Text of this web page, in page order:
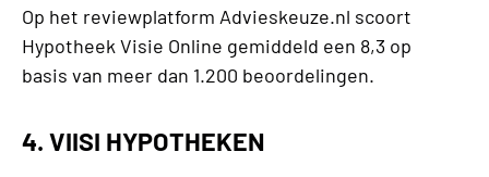
Op het reviewplatform Advieskeuze.nl scoort
Hypotheek Visie Online gemiddeld een 8,3 op
basis van meer dan 1.200 beoordelingen.
4. VIISI HYPOTHEKEN